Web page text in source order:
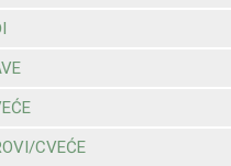
CVEĆE